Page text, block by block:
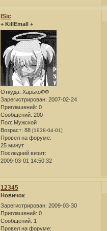
lSic
+ KillEmall +
Откуда: ХарькоФФ
Зарегистрирован: 2007-02-24
Приглашений: 0
Сообщений: 200
Пол: Мужской
Возраст: 88 [1938-04-01]
Провел на форуме:
25 минут
Последний визит:
2009-03-01 14:50:32
12345
Новичок
Зарегистрирован: 2009-03-30
Приглашений: 0
Сообщений: 1
Провел на форуме: